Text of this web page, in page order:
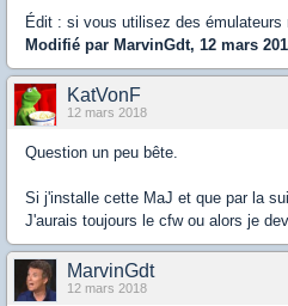
Édit : si vous utilisez des
Modifié par MarvinGdt, 12 mars
KatVonF
12 mars 2018
Question un peu bête.
Si j'installe cette MaJ et que par la
J'aurais toujours le cfw ou alors je
MarvinGdt
12 mars 2018